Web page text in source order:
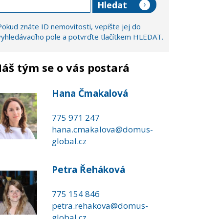
znáte ID nemovitosti, vepište jej do
pole a potvrďte tlačítkem HLEDAT.
tým se o vás postará
Hana Čmakalová
775 971 247
hana.cmakalova@domus-
global.cz
Petra Řeháková
775 154 846
petra.rehakova@domus-